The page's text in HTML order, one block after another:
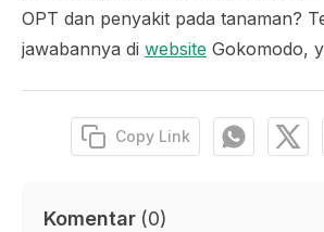
OPT dan penyakit pada tanaman?
jawabannya di website Gokomodo,
Copy Link
Komentar (0)